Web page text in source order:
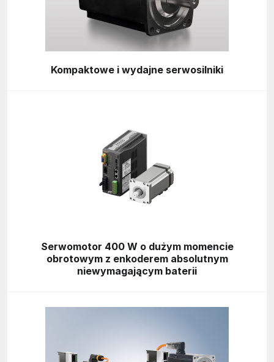
Kompaktowe i wydajne serwosilniki
Serwomotor 400 W o dużym momencie
obrotowym z enkoderem absolutnym
niewymagającym baterii